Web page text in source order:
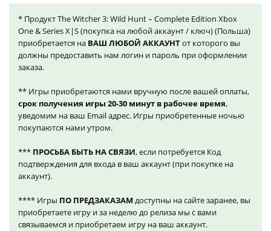
* Продукт The Witcher 3: Wild Hunt – Complete Edition Xbox
One & Series X|S (покупка на любой аккаунт / ключ) (Польша)
приобретается на ВАШ ЛЮБОЙ АККАУНТот которого вы
должны предоставить нам логин и пароль при оформлении
заказа.
** Игры приобретаются нами вручную после вашей оплаты,
срок получения игры 20-30 минут в рабочее время,
уведомим на ваш Email адрес. Игры приобретенные ночью
покупаются нами утром.
*** ПРОСЬБА БЫТЬ НА СВЯЗИ, если потребуется Код
подтверждения для входа в ваш аккаунт (при покупке на
аккаунт).
**** Игры ПО ПРЕДЗАКАЗАМ доступны на сайте заранее, вы
приобретаете игру и за неделю до релиза мы с вами
связываемся и приобретаем игру на ваш аккаунт.